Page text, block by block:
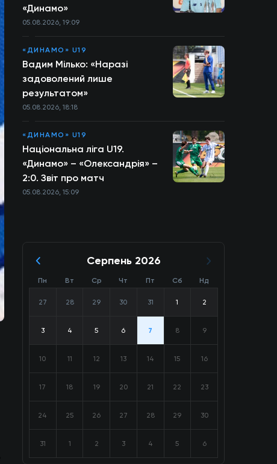
«Динамо»
05.08.2026, 19:09
«ДИНАМО» U19
Вадим Мілько: «Наразі
задоволений лише
результатом»
05.08.2026, 18:18
«ДИНАМО» U19
Національна ліга U19.
«Динамо» – «Олександрія» –
2:0. Звіт про матч
05.08.2026, 15:09
Серпень 2026
Пн Вт Ср Чт Пт Сб Нд
27 28 29 30 31 1 2
3 4 5 6 7 8 9
10 11 12 13 14 15 16
17 18 19 20 21 22 23
24 25 26 27 28 29 30
31 1 2 3 4 5 6